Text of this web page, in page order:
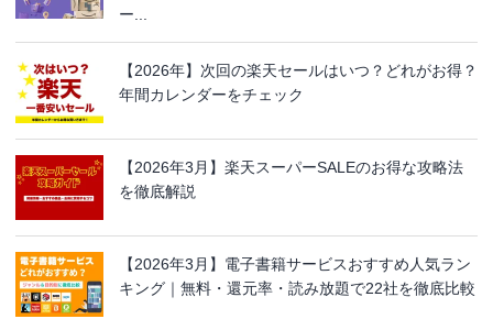
ー...
【2026年】次回の楽天セールはいつ？どれがお得？
年間カレンダーをチェック
【2026年3月】楽天スーパーSALEのお得な攻略法
を徹底解説
【2026年3月】電子書籍サービスおすすめ人気ラン
キング｜無料・還元率・読み放題で22社を徹底比較